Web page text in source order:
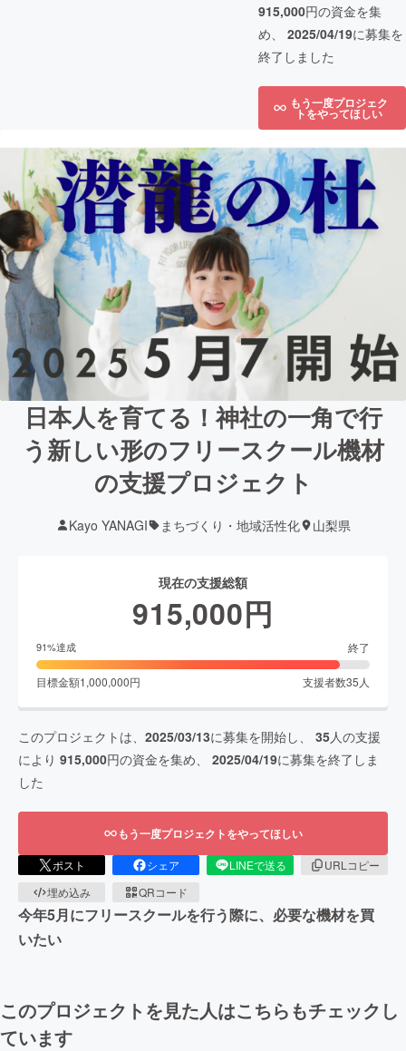
915,000円の資金を集
め、 2025/04/19に募集を
終了しました
もう一度プロジェク
トをやってほしい
日本人を育てる！神社の一角で行
う新しい形のフリースクール機材
の支援プロジェクト
Kayo YANAGI まちづくり・地域活性化 山梨県
現在の支援総額
915,000円
91%達成 終了
目標金額1,000,000円 支援者数35 人
このプロジェクトは、 2025/03/13に募集を開始し、 35人の支援
により 915,000円の資金を集め、 2025/04/19に募集を終了しま
した
もう一度プロジェクトをやってほしい
ポスト シェア LINEで送る
URLコピー
埋め込み
QRコード
今年5月にフリースクールを行う際に、必要な機材を買
いたい
このプロジェクトを見た人はこちらもチェックし
ています